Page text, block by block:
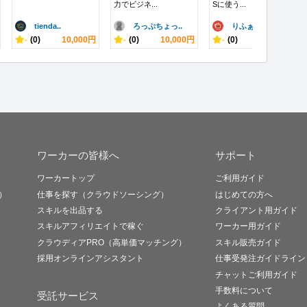
tienda..
- (0) 10,000円
力でビジネ...
ろっぷちょっ..
- (0) 10,000円
Sに使う...
りふぁ
- (0)
ワーカーの皆様へ
ワーカートップ
仕事を探す（クラウドソーシング）
スキルを出品する
スキルアフィリエイトで稼ぐ
クラウディアPRO（高単価マッチング）
採用オンラインアシスタント
受託サービス
サポート
ご利用ガイド
はじめての方へ
クライアント用ガイド
ワーカー用ガイド
スキル販売ガイド
仕事受発注ガイドライン
チャットご利用ガイド
手数料について